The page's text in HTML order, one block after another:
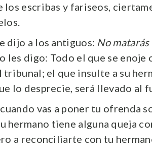
los escribas y fariseos,
dijo a los antiguos: No matarás
les digo: Todo el que se enoje
tribunal; el que insulte a su
lo desprecie, será llevado al
vas a poner tu ofrenda
hermano tiene alguna queja
a reconciliarte con tu